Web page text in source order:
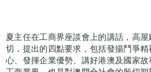
夏主任在工商界座談會上的講話，高
切，提出的四點要求，包括發揚鬥爭
心、發揮企業優勢、講好港澳及國家